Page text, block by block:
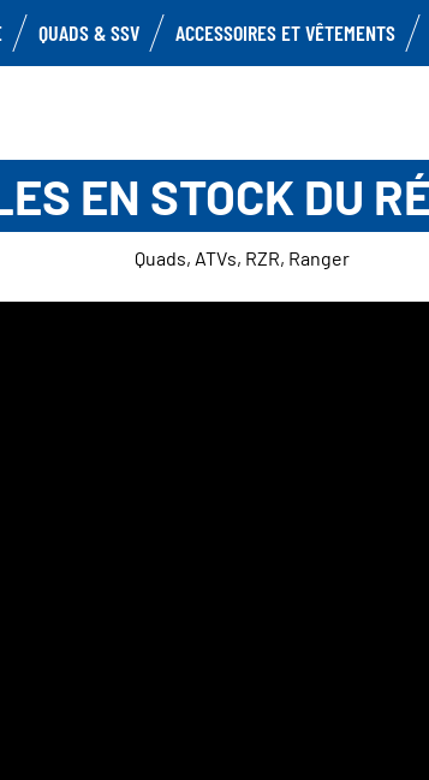
QUADS & SSV ACCESSOIRES ET VÊTEMENTS
EN STOCK DU
Quads, ATVs, RZR, Ranger